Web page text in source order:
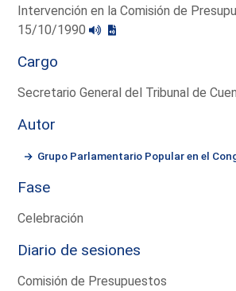
Intervención en la Comisión de
15/10/1990
Cargo
Secretario General del Tribunal de
Autor
Grupo Parlamentario Popular en el
Fase
Celebración
Diario de sesiones
Comisión de Presupuestos